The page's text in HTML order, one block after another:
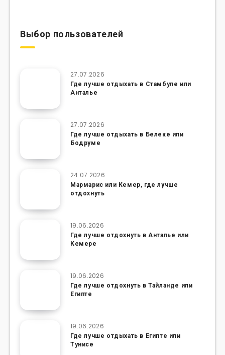
Выбор пользователей
27.07.2026
Где лучше отдыхать в Стамбуле или
Анталье
27.07.2026
Где лучше отдыхать в Белеке или
Бодруме
24.07.2026
Мармарис или Кемер, где лучше
отдохнуть
19.06.2026
Где лучше отдохнуть в Анталье или
Кемере
19.06.2026
Где лучше отдохнуть в Тайланде или
Египте
19.06.2026
Где лучше отдыхать в Египте или
Тунисе